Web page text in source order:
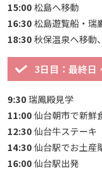
15:00松島へ移動
16:30松島遊覧船・瑞
18:30秋保温泉へ移動
3日目：最終日
9:30瑞鳳殿見学
11:00仙台朝市で新鮮
12:30仙台牛ステーキ
14:30仙台駅でお土産
16:00仙台駅出発